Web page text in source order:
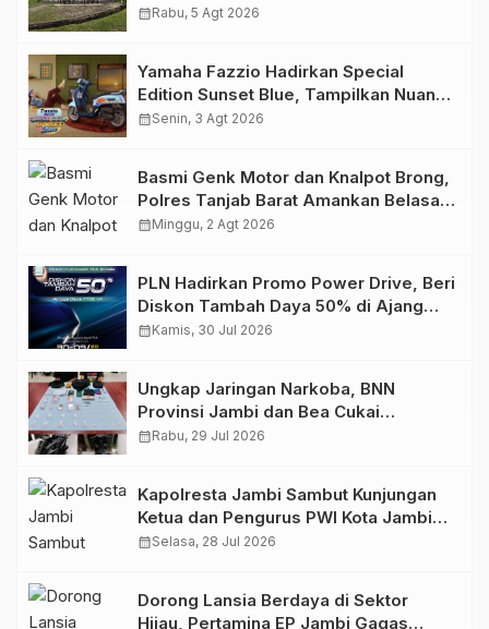
Migas Demi Keselamatan Bersama
calendar_monthRabu, 5 Agt 2026
Yamaha Fazzio Hadirkan Special
Edition Sunset Blue, Tampilkan Nuansa
Retro Summer yang Semakin Skena
calendar_monthSenin, 3 Agt 2026
Basmi Genk Motor dan Knalpot Brong,
Polres Tanjab Barat Amankan Belasan
Kendaraan
calendar_monthMinggu, 2 Agt 2026
PLN Hadirkan Promo Power Drive, Beri
Diskon Tambah Daya 50% di Ajang
GIIAS 2026
calendar_monthKamis, 30 Jul 2026
Ungkap Jaringan Narkoba, BNN
Provinsi Jambi dan Bea Cukai
Amankan Sembilan Pelaku beserta
calendar_monthRabu, 29 Jul 2026
Kapolresta Jambi Sambut Kunjungan
Ketua dan Pengurus PWI Kota Jambi
Perkuat Sinergi dan Kolaborasi
calendar_monthSelasa, 28 Jul 2026
Dorong Lansia Berdaya di Sektor
Hijau, Pertamina EP Jambi Gagas